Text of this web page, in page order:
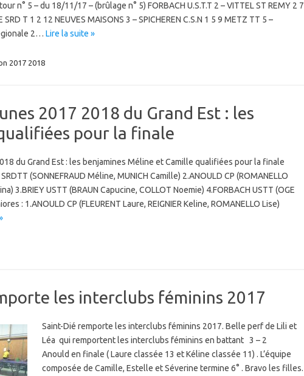
n° 5 – du 18/11/17 – (brûlage n° 5) FORBACH U.S.T.T 2 – VITTEL ST REMY 2 7
SRD T 1 2 12 NEUVES MAISONS 3 – SPICHEREN C.S.N 1 5 9 METZ TT 5 –
2… Lire la suite »
2017 2018
2017 2018 du Grand Est : les
pour la finale
du Grand Est : les benjamines Méline et Camille qualifiées pour la finale
(SONNEFRAUD Méline, MUNICH Camille) 2.ANOULD CP (ROMANELLO
3.BRIEY USTT (BRAUN Capucine, COLLOT Noemie) 4.FORBACH USTT (OGE
: 1.ANOULD CP (FLEURENT Laure, REIGNIER Keline, ROMANELLO Lise)
les interclubs féminins 2017
Saint-Dié remporte les interclubs féminins 2017. Belle perf de Lili et
Léa qui remportent les interclubs féminins en battant 3 – 2
Anould en finale ( Laure classée 13 et Kéline classée 11) . L’équipe
composée de Camille, Estelle et Séverine termine 6° . Bravo les filles.